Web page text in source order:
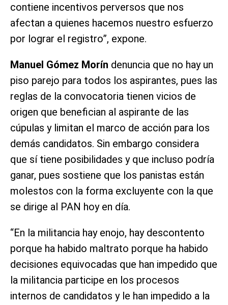
contiene incentivos perversos que nos
afectan a quienes hacemos nuestro esfuerzo
por lograr el registro”, expone.
Manuel Gómez Morín denuncia que no hay un
piso parejo para todos los aspirantes, pues las
reglas de la convocatoria tienen vicios de
origen que benefician al aspirante de las
cúpulas y limitan el marco de acción para los
demás candidatos. Sin embargo considera
que sí tiene posibilidades y que incluso podría
ganar, pues sostiene que los panistas están
molestos con la forma excluyente con la que
se dirige al PAN hoy en día.
“En la militancia hay enojo, hay descontento
porque ha habido maltrato porque ha habido
decisiones equivocadas que han impedido que
la militancia participe en los procesos
internos de candidatos y le han impedido a la